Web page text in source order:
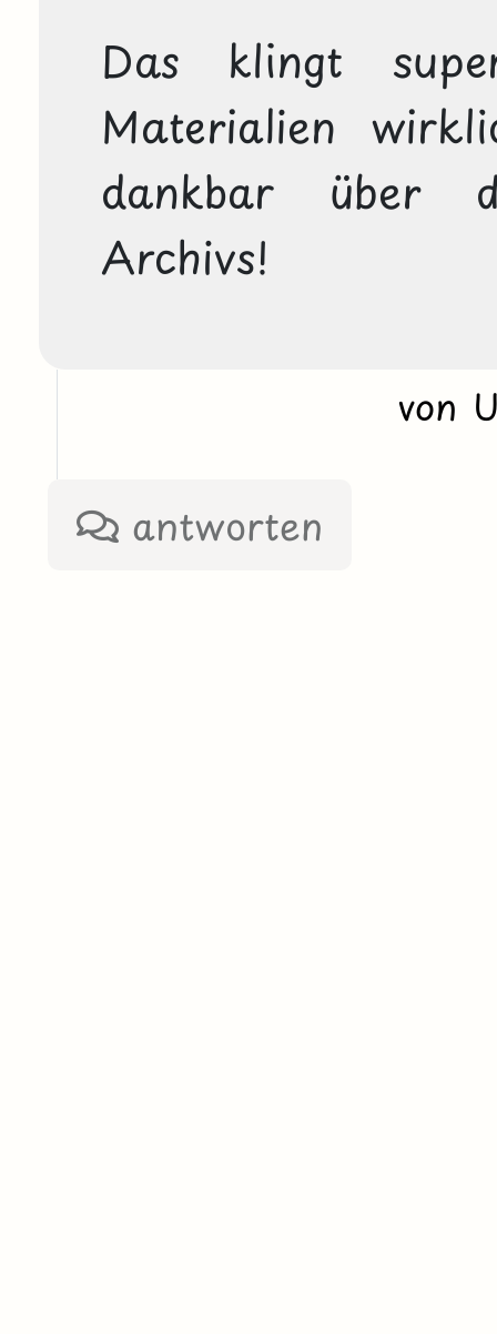
Das klingt
Materialien
dankbar über
von
antworten